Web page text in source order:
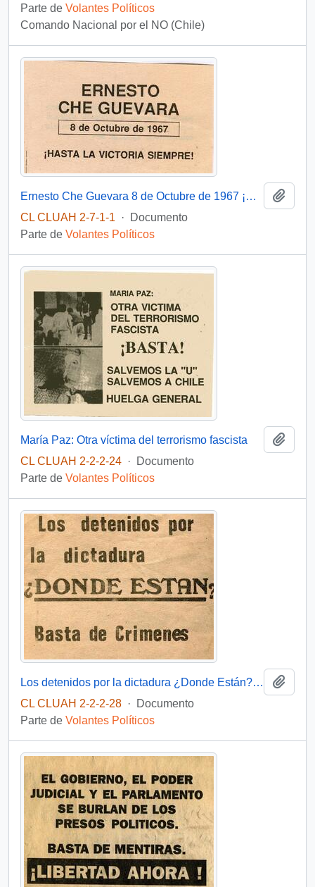
Parte de Volantes Políticos
Comando Nacional por el NO (Chile)
Ernesto Che Guevara 8 de Octubre de 1967 ¡Hasta la victoria siempre!
CL CLUAH 2-7-1-1
·
Documento
Parte de Volantes Políticos
María Paz: Otra víctima del terrorismo fascista
CL CLUAH 2-2-2-24 ·
Documento
Parte de Volantes Políticos
Los detenidos por la dictadura ¿Donde Están? Basta de crímenes
CL CLUAH 2-2-2-28 ·
Documento
Parte de Volantes Políticos